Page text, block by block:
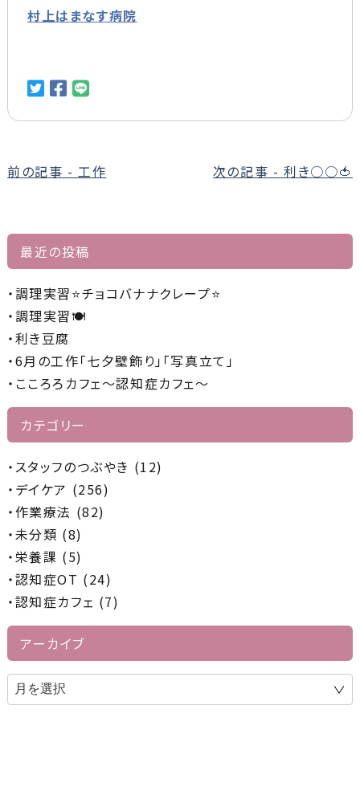
村上はまなす病院
前
記
事
へ
の
リ
ン
ク
前の記事 - 工作 次の記事 - 利き○○🍅
最近の投稿
調理実習⭐チョコバナナクレープ⭐
調理実習🍽️
利き豆腐
6月の工作「七夕壁飾り」「写真立て」
こころろカフェ～認知症カフェ～
カテゴリー
スタッフのつぶやき (12)
デイケア (256)
作業療法 (82)
未分類 (8)
栄養課 (5)
認知症OT (24)
認知症カフェ (7)
アーカイブ